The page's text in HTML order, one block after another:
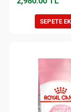
SEPETE